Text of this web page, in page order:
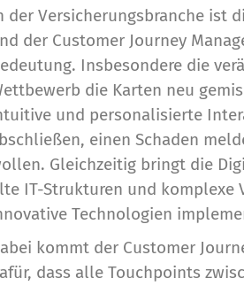
der Versicherungsbranche ist
der Customer Journey
Insbesondere die
die Karten neu
und personalisierte
einen Schaden
Gleichzeitig bringt die
IT-Strukturen und komplexe
Technologien
kommt der Customer
dass alle Touchpoints